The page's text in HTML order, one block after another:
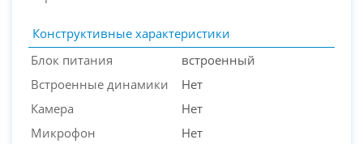
Конструктивные характеристики
Блок питания
встроенный
Встроенные динамики
Нет
Камера
Нет
Микрофон
Нет